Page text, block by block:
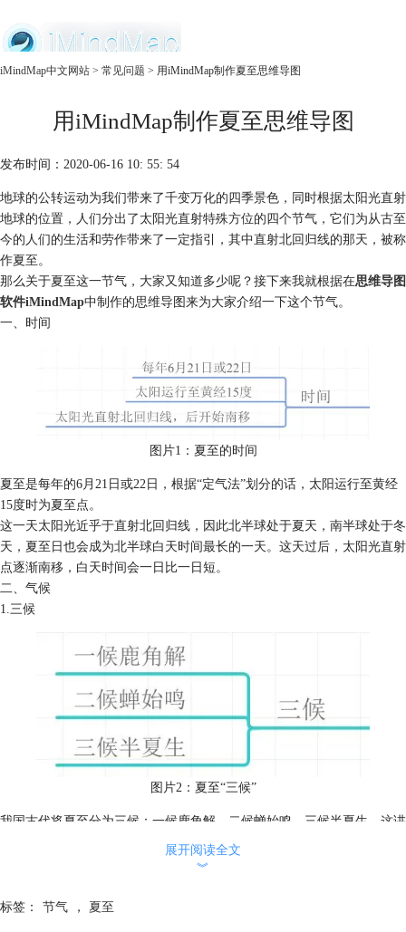
服务
iMindMap中文网站 > 常见问题 > 用iMindMap制作夏至思维导图
用iMindMap制作夏至思维导图
发布时间：2020-06-16 10: 55: 54
地球的公转运动为我们带来了千变万化的四季景色，同时根据太阳光直射
地球的位置，人们分出了太阳光直射特殊方位的四个节气，它们为从古至
今的人们的生活和劳作带来了一定指引，其中直射北回归线的那天，被称
作夏至。
那么关于夏至这一节气，大家又知道多少呢？接下来我就根据在思维导图
软件iMindMap中制作的思维导图来为大家介绍一下这个节气。
一、时间
图片1：夏至的时间
夏至是每年的6月21日或22日，根据“定气法”划分的话，太阳运行至黄经
15度时为夏至点。
这一天太阳光近乎于直射北回归线，因此北半球处于夏天，南半球处于冬
天，夏至日也会成为北半球白天时间最长的一天。这天过后，太阳光直射
点逐渐南移，白天时间会一日比一日短。
二、气候
1.三候
图片2：夏至“三候”
我国古代将夏至分为三候：一候鹿角解，二候蝉始鸣，三候半夏生。这讲
的是夏至日阴气生而阳气始衰，阳性的鹿角开始脱落；雄性的知了在夏至
后因感阴气之生便鼓翼而鸣；半夏是一种喜阴的药草，在仲夏的沼泽地或
也就是说，在炎热的夏至期，一些喜阴的生物开始出生活动，喜阳的生物
展开阅读全文
︾
标签： 节气 ， 夏至